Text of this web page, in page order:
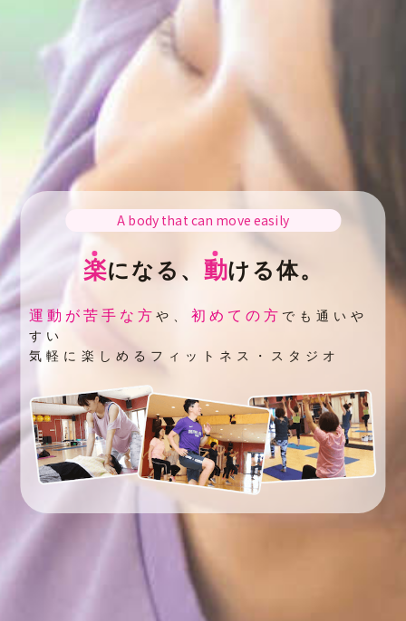
A body that can move easily
楽になる、 動ける体。
運動が苦手な方や、 初めての方 でも通いや
すい
気軽に楽しめるフィットネス・スタジオ